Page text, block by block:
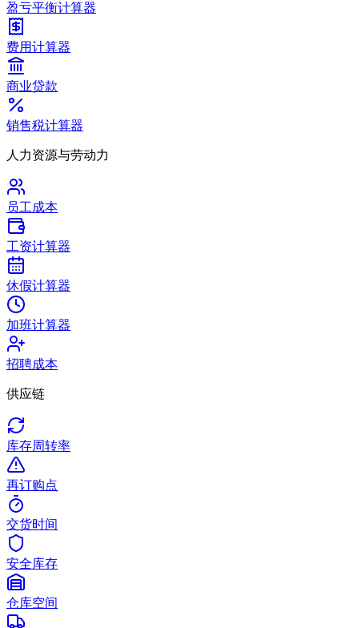
盈亏平衡计算器
费用计算器
商业贷款
销售税计算器
人力资源与劳动力
员工成本
工资计算器
休假计算器
加班计算器
招聘成本
供应链
库存周转率
再订购点
交货时间
安全库存
仓库空间